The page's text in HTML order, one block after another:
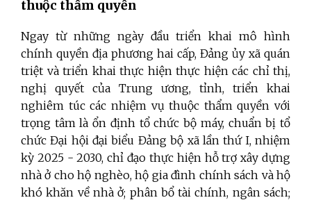
thuộc thẩm quyền
Ngay từ những ngày đầu triển khai mô hình
chính quyền địa phương hai cấp, Đảng ủy xã quán
triệt và triển khai thực hiện thực hiện các chỉ thị,
nghị quyết của Trung ương, tỉnh, triển khai
nghiêm túc các nhiệm vụ thuộc thẩm quyền với
trọng tâm là ổn định tổ chức bộ máy, chuẩn bị tổ
chức Đại hội đại biểu Đảng bộ xã lần thứ I, nhiệm
kỳ 2025 - 2030, chỉ đạo thực hiện hỗ trợ xây dựng
nhà ở cho hộ nghèo, hộ gia đình chính sách và hộ
khó khăn về nhà ở; phân bổ tài chính, ngân sách;